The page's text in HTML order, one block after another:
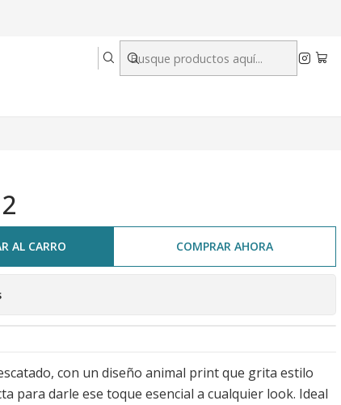
AL CARRO COMPRAR AHORA
con un diseño animal print que grita estilo
para darle ese toque esencial a cualquier look. Ideal